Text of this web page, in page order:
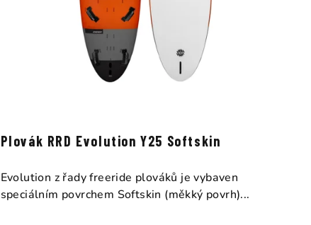
Plovák RRD Evolution Y25 Softskin
Evolution z řady freeride plováků je vybaven
speciálním povrchem Softskin (měkký povrh)...